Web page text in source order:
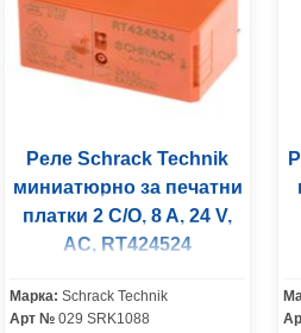
Реле Schrack Technik
миниатюрно за печатни
платки 2 C/O, 8 A, 24 V,
AC, RT424524
Марка: Schrack Technik
Арт № 029 SRK1088